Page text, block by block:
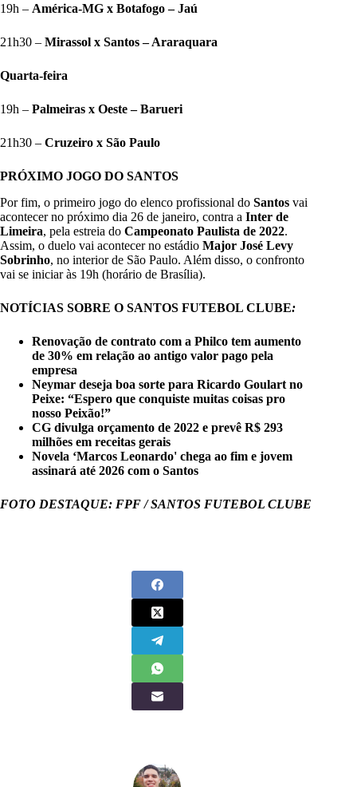
19h – América-MG x Botafogo – Jaú
21h30 – Mirassol x Santos – Araraquara
Quarta-feira
19h – Palmeiras x Oeste – Barueri
21h30 – Cruzeiro x São Paulo
PRÓXIMO JOGO DO SANTOS
Por fim, o primeiro jogo do elenco profissional do Santos vai
acontecer no próximo dia 26 de janeiro, contra a Inter de
Limeira, pela estreia do Campeonato Paulista de 2022.
Assim, o duelo vai acontecer no estádio Major José Levy
Sobrinho, no interior de São Paulo. Além disso, o confronto
vai se iniciar às 19h (horário de Brasília).
NOTÍCIAS SOBRE O SANTOS FUTEBOL CLUBE:
Renovação de contrato com a Philco tem aumento
de 30% em relação ao antigo valor pago pela
empresa
Neymar deseja boa sorte para Ricardo Goulart no
Peixe: “Espero que conquiste muitas coisas pro
nosso Peixão!”
CG divulga orçamento de 2022 e prevê R$ 293
milhões em receitas gerais
Novela ‘Marcos Leonardo' chega ao fim e jovem
assinará até 2026 com o Santos
FOTO DESTAQUE: FPF / SANTOS FUTEBOL CLUBE